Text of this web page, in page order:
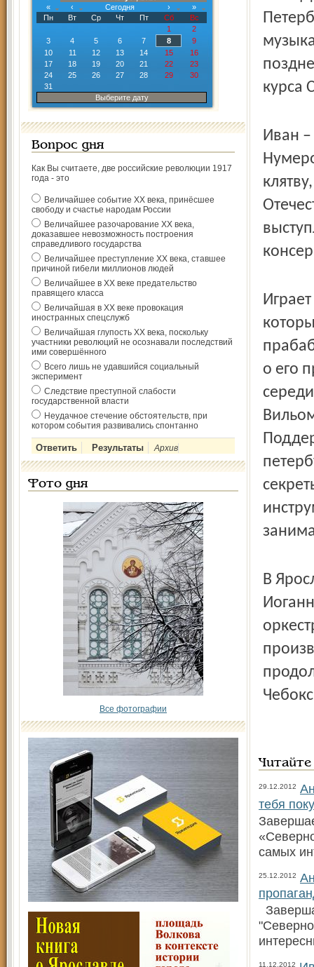
«
‹ Сегодня ›
»
Пн
Вт Ср Чт Пт Сб
Вс
1
2
3
4 5 6 7 8
9
10
11 12 13 14 15
16
17
18 19 20 21 22
23
24
25 26 27 28 29
30
31
Выберите дату
Вопрос дня
Как Вы считаете, две российские революции 1917
года - это
Величайшее событие ХХ века, принёсшее
свободу и счастье народам России
Величайшее разочарование ХХ века,
доказавшее невозможность построения
справедливого государства
Величайшее преступление ХХ века, ставшее
причиной гибели миллионов людей
Величайшее в ХХ веке предательство
правящего класса
Величайшая в ХХ веке провокация
иностранных спецслужб
Величайшая глупость ХХ века, поскольку
участники революций не осознавали последствий
ими совершённого
Всего лишь не удавшийся социальный
эксперимент
Следствие преступной слабости
государственной власти
Неудачное стечение обстоятельств, при
котором события развивались спонтанно
Архив
Фото дня
Все фотографии
курса
Иван –
о его
В
29.12.2012
тебя
самых
25.12.2012
11.12.2012